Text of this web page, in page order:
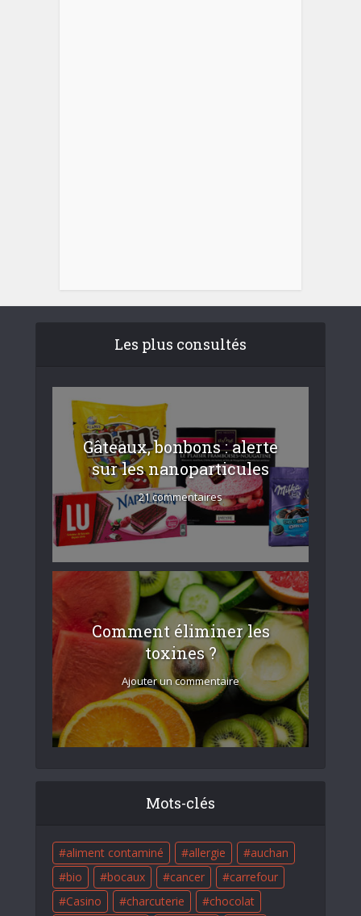
Les plus consultés
Gâteaux, bonbons : alerte
sur les nanoparticules
21 commentaires
Comment éliminer les
toxines ?
Ajouter un commentaire
Mots-clés
aliment contaminé allergie
auchan
bio
bocaux cancer
carrefour
Casino
charcuterie
chocolat